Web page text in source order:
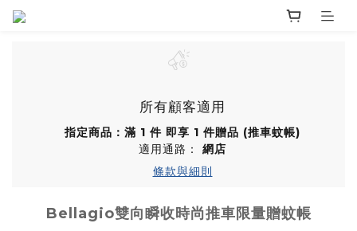
所有顧客適用
指定商品：滿 1 件 即享 1 件贈品 (推車蚊帳)
適用通路： 網店
條款與細則
Bellagio雙向瞬收時尚推車限量贈蚊帳